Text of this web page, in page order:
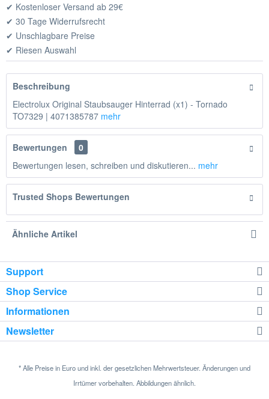
✔ Kostenloser Versand ab 29€
✔ 30 Tage Widerrufsrecht
✔ Unschlagbare Preise
✔ Riesen Auswahl
Beschreibung
Electrolux Original Staubsauger Hinterrad (x1) - Tornado
TO7329 | 4071385787 mehr
Bewertungen
0
Bewertungen lesen, schreiben und diskutieren... mehr
Trusted Shops Bewertungen
Ähnliche Artikel
Support
Shop Service
Informationen
Newsletter
* Alle Preise in Euro und inkl. der gesetzlichen Mehrwertsteuer. Änderungen und
Irrtümer vorbehalten. Abbildungen ähnlich.